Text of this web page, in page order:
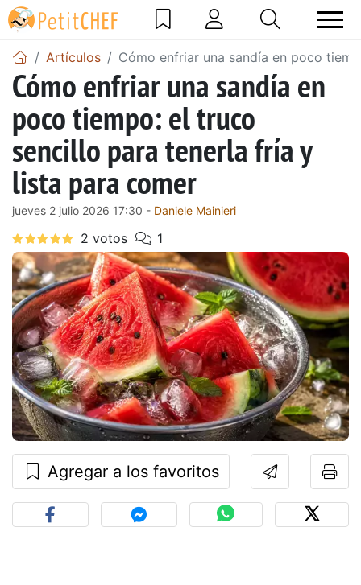
Artículos Cómo enfriar una sandía en poco
Cómo enfriar una sandía en
poco tiempo: el truco
sencillo para tenerla fría y
lista para comer
jueves 2 julio 2026 17:30 - Daniele Mainieri
Agregar a los favoritos